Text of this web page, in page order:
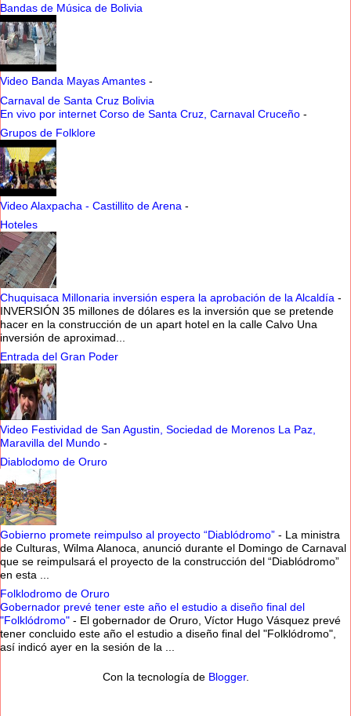
Bandas de Música de Bolivia
Video Banda Mayas Amantes -
Carnaval de Santa Cruz Bolivia
En vivo por internet Corso de Santa Cruz, Carnaval Cruceño -
Grupos de Folklore
Video Alaxpacha - Castillito de Arena -
Hoteles
Chuquisaca Millonaria inversión espera la aprobación de la Alcaldía -
INVERSIÓN 35 millones de dólares es la inversión que se pretende
hacer en la construcción de un apart hotel en la calle Calvo Una
inversión de aproximad...
Entrada del Gran Poder
Video Festividad de San Agustin, Sociedad de Morenos La Paz,
Maravilla del Mundo -
Diablodomo de Oruro
Gobierno promete reimpulso al proyecto “Diablódromo” - La ministra
de Culturas, Wilma Alanoca, anunció durante el Domingo de Carnaval
que se reimpulsará el proyecto de la construcción del “Diablódromo”
en esta ...
Folklodromo de Oruro
Gobernador prevé tener este año el estudio a diseño final del
"Folklódromo" - El gobernador de Oruro, Víctor Hugo Vásquez prevé
tener concluido este año el estudio a diseño final del "Folklódromo",
así indicó ayer en la sesión de la ...
Con la tecnología de Blogger.